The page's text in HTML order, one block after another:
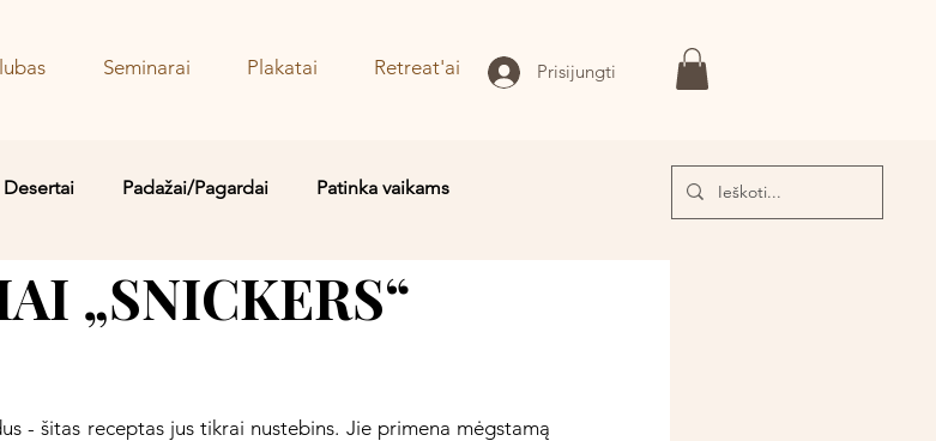
Seminarai Plakatai Retreat'ai Prisijungti
Desertai Padažai/Pagardai Patinka vaikams
Saldu Sūru Vaidos MYLIMIAUSI!
„SNICKERS“
- šitas receptas jus tikrai nustebins. Jie primena mėgstamą